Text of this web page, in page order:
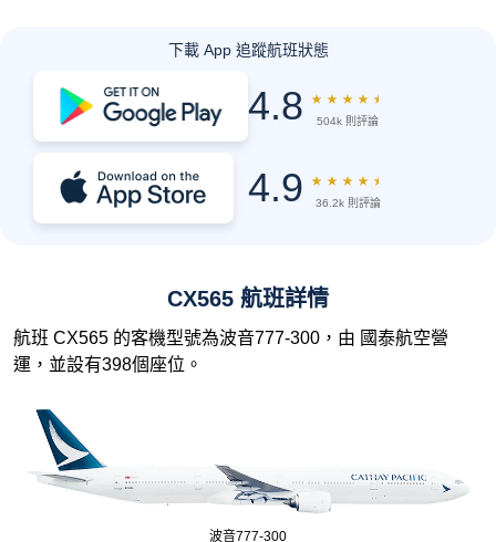
下載 App 追蹤航班狀態
4.8 ★ ★ ★ ★ ★
504k 則評論
4.9 ★ ★ ★ ★ ★
36.2k 則評論
CX565 航班詳情
航班 CX565 的客機型號為波音777-300，由 國泰航空營
運，並設有398個座位。
波音777-300